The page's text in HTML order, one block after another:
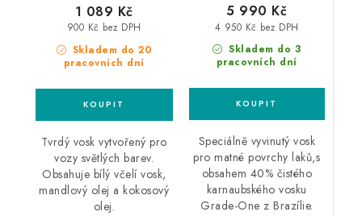
Skladem do 20
pracovních dní
900 Kč bez DPH
1 089 Kč
Tvrdý vosk vytvořený pro
vozy světlých barev.
Obsahuje bílý včelí vosk,
mandlový olej a kokosový
olej.
Skladem do 3
pracovních dní
4 950 Kč bez DPH
5 990 Kč
Speciálně vyvinutý vosk
pro matné povrchy laků,s
obsahem 40% čistého
karnaubského vosku
Grade-One z Brazílie.